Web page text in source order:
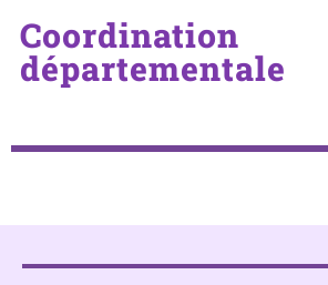
Coordination
départementale